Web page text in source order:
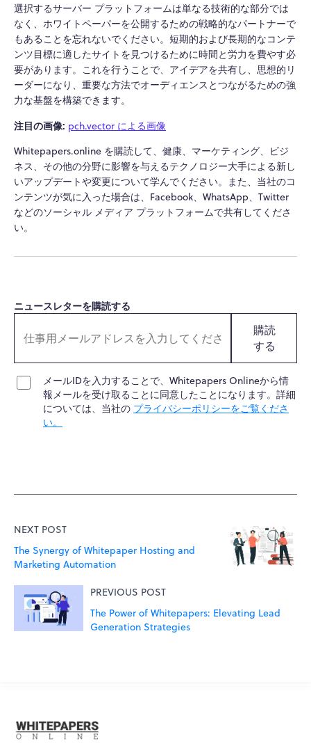
選択するサーバー プラットフォームは単なる技術的な部分では
なく、ホワイトペーパーを公開するための戦略的なパートナーで
もあることを忘れないでください。短期的および長期的なコンテ
ンツ目標に適したサイトを見つけるために時間と労力を費やす必
要があります。これを行うことで、アイデアを共有し、思想的リ
ーダーになり、重要な方法でオーディエンスとつながるための強
力な基盤を構築できます。
注目の画像: pch.vector による画像
Whitepapers.online を購読して、健康、マーケティング、ビジ
ネス、その他の分野に影響を与えるテクノロジー大手による新し
いアップデートや変更について学んでください。また、当社のコ
ンテンツが気に入った場合は、Facebook、WhatsApp、Twitter
などのソーシャル メディア プラットフォームで共有してくださ
い。
ニュースレターを購読する
購読
する
メールIDを入力することで、Whitepapers Onlineから情
報メールを受け取ることに同意したことになります。詳細
については、当社の プライバシーポリシーをご覧くださ
い。
NEXT POST
The Synergy of Whitepaper Hosting and
Marketing Automation
PREVIOUS POST
The Power of Whitepapers: Elevating Lead
Generation Strategies